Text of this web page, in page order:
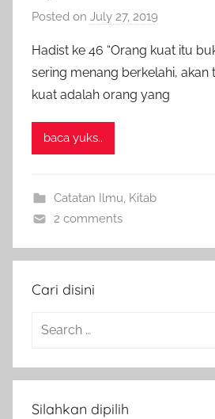
Posted on July 27, 2019
a
d
m
Hadist ke 46 “Orang kuat itu
sering menang berkelahi, akan
kuat adalah orang yang
baca yuks..
Catatan Ilmu, Kitab
2 comments
Cari disini
Search
Silahkan dipilih